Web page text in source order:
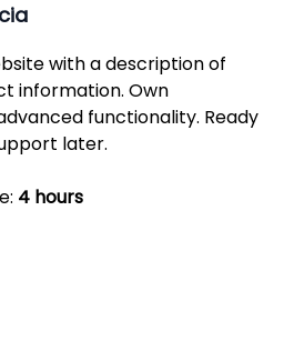
with a description of
information. Own
functionality. Ready
later.
4 hours